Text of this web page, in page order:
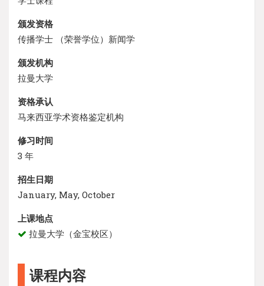
颁发资格
传播学士 （荣誉学位）新闻学
颁发机构
拉曼大学
资格承认
马来西亚学术资格鉴定机构
修习时间
3 年
招生日期
January, May, October
上课地点
拉曼大学（金宝校区）
课程内容